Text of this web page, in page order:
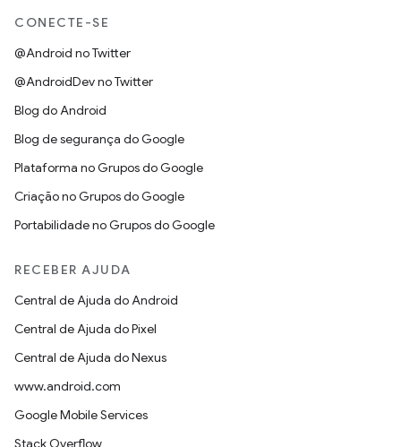
CONECTE-SE
@Android no Twitter
@AndroidDev no Twitter
Blog do Android
Blog de segurança do Google
Plataforma no Grupos do Google
Criação no Grupos do Google
Portabilidade no Grupos do Google
RECEBER AJUDA
Central de Ajuda do Android
Central de Ajuda do Pixel
Central de Ajuda do Nexus
www.android.com
Google Mobile Services
Stack Overflow